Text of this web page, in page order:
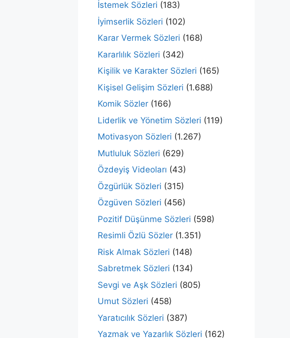
İstemek Sözleri (183)
İyimserlik Sözleri (102)
Karar Vermek Sözleri (168)
Kararlılık Sözleri (342)
Kişilik ve Karakter Sözleri (165)
Kişisel Gelişim Sözleri (1.688)
Komik Sözler (166)
Liderlik ve Yönetim Sözleri (119)
Motivasyon Sözleri (1.267)
Mutluluk Sözleri (629)
Özdeyiş Videoları (43)
Özgürlük Sözleri (315)
Özgüven Sözleri (456)
Pozitif Düşünme Sözleri (598)
Resimli Özlü Sözler (1.351)
Risk Almak Sözleri (148)
Sabretmek Sözleri (134)
Sevgi ve Aşk Sözleri (805)
Umut Sözleri (458)
Yaratıcılık Sözleri (387)
Yazmak ve Yazarlık Sözleri (162)